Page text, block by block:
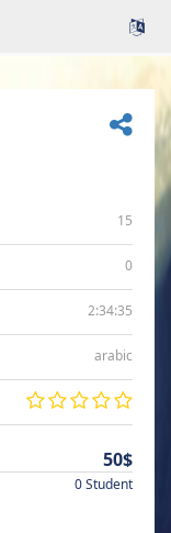
15
0
2:34:35
arabic
50$
0 Student